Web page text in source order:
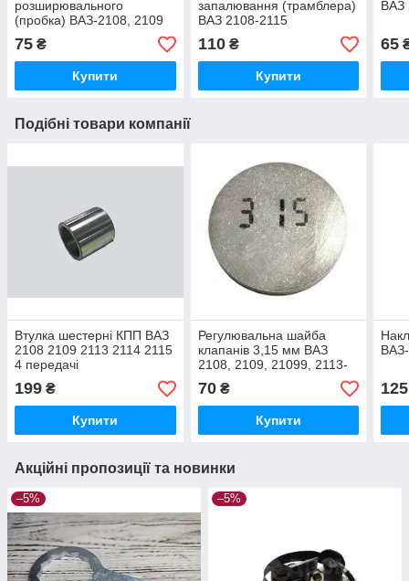
розширювального
(пробка) ВАЗ-2108, 2109
75 ₴
Купити
запалювання (трамблера)
ВАЗ 2108-2115
110₴
Купити
ВАЗ
65
Подібні товари компанії
Втулка шестерні КПП ВАЗ
2108 2109 2113 2114 2115
4 передачі
199 ₴
Купити
Регулювальна шайба
клапанів 3,15 мм ВАЗ
2108, 2109, 21099, 2113-
70₴
Купити
125
Акційні пропозиції та новинки
–5% –5%